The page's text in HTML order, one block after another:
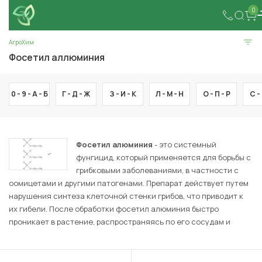
0
АгроХим
Фосетил аллюминия
0 - 9 -А - Б Г - Д -Ж З - И - К Л - М - Н О - П - Р С -
Фосетил алюминия - это системный
фунгицид, который применяется для борьбы с
грибковыми заболеваниями, в частности с
оомицетами и другими патогенами. Препарат действует путем
нарушения синтеза клеточной стенки грибов, что приводит к
их гибели. После обработки фосетил алюминия быстро
проникает в растение, распространяясь по его сосудам и
эффективен против болезней, таких как фитофтороз,